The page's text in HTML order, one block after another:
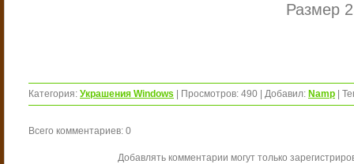
Размер
Категория: Украшения Windows Просмотров: 490 Добавил: Namp
Всего комментариев: 0
Добавлять комментарии могут только